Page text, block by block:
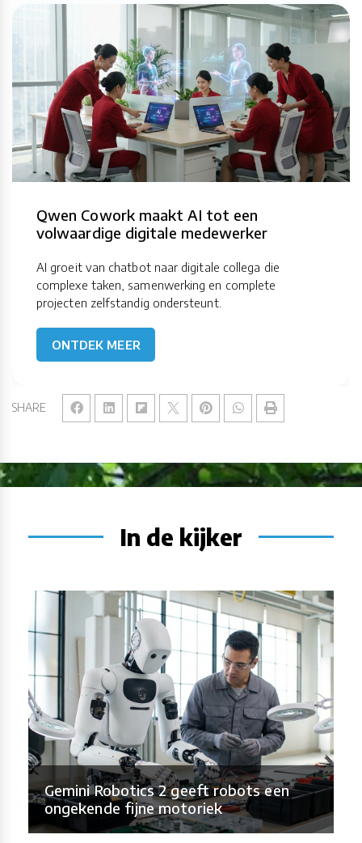
SHARE
Qwen Cowork maakt AI tot een
volwaardige digitale medewerker
AI groeit van chatbot naar digitale collega die
complexe taken, samenwerking en complete
projecten zelfstandig ondersteunt.
ONTDEK MEER
In de kijker
Gemini Robotics 2 geeft robots een
ongekende fijne motoriek